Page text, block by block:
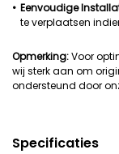
Eenvoudige
te verplaatsen
Opmerking:Voor
wij sterk aan om
ondersteund door
Specificaties